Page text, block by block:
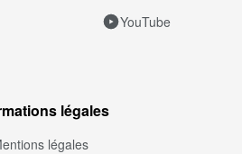
YouTube
légales
légales